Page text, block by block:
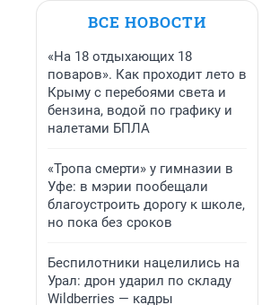
ВСЕ НОВОСТИ
«На 18 отдыхающих 18
поваров». Как проходит лето в
Крыму с перебоями света и
бензина, водой по графику и
налетами БПЛА
«Тропа смерти» у гимназии в
Уфе: в мэрии пообещали
благоустроить дорогу к школе,
но пока без сроков
Беспилотники нацелились на
Урал: дрон ударил по складу
Wildberries — кадры